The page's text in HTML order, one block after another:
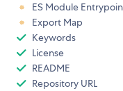
ES Module
Export Map
Keywords
License
README
Repository URL